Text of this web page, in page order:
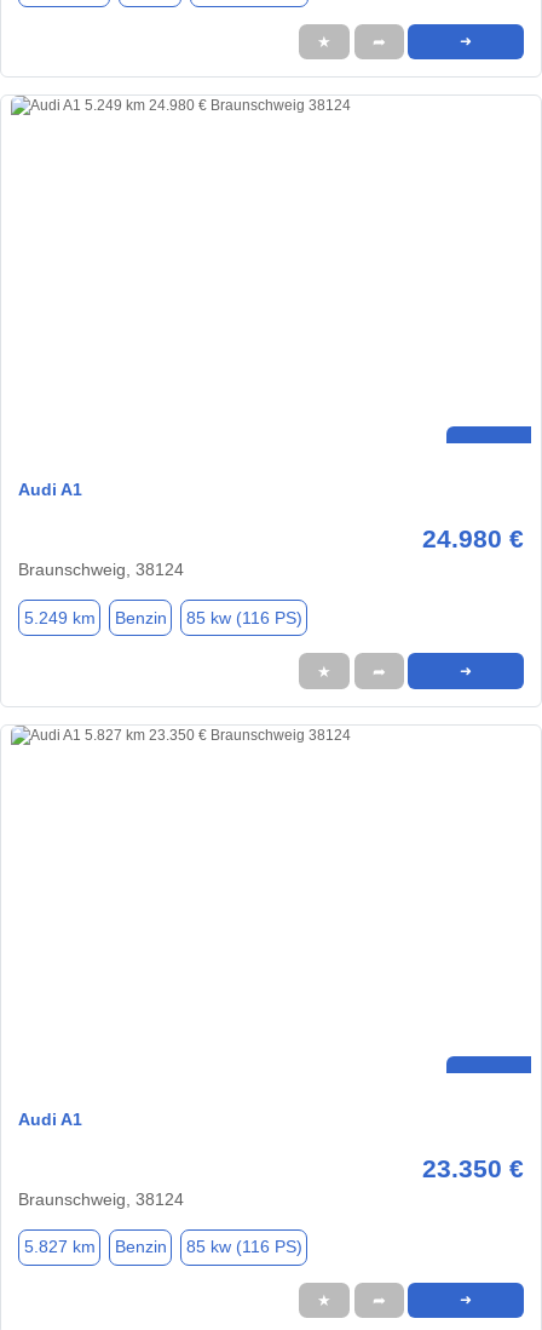
★ ➦ ➜
Audi A1
24.980 €
Braunschweig, 38124
5.249 km Benzin 85 kw (116 PS)
★ ➦ ➜
Audi A1
23.350 €
Braunschweig, 38124
5.827 km Benzin 85 kw (116 PS)
★ ➦ ➜